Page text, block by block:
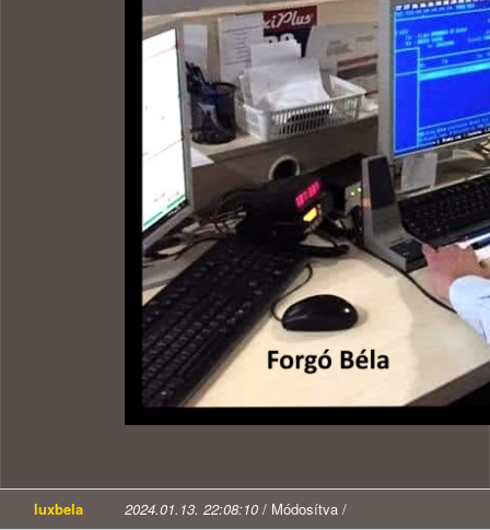
luxbela 2024.01.13. 22:08:10 / Módosítva /